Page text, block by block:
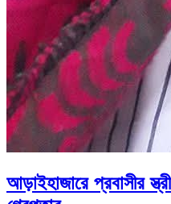
আড়াইহাজারে প্রবাসীর